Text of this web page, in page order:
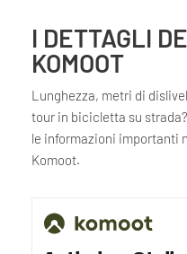
I DETTAGLI
KOMOOT
Lunghezza, metri di
tour in bicicletta su
le informazioni importanti
Komoot.